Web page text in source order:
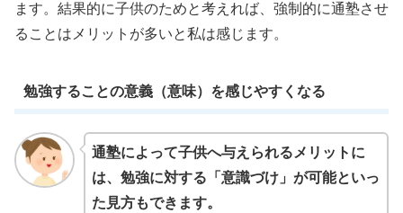
ます。結果的に子供のためと考えれば、強制的に通塾させ
ることはメリットが多いと私は感じます。
勉強することの意義（意味）を感じやすくなる
通塾によって子供へ与えられるメリットに
は、勉強に対する「意識づけ」が可能といっ
た見方もできます。